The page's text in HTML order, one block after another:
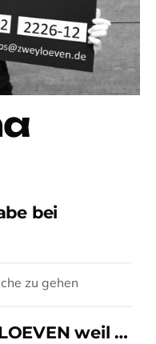
bei
zu gehen
weil …